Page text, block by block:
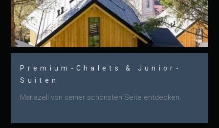
Premium-Chalets & Junior-
Suiten
Mariazell von seiner schönsten Seite entdecken.